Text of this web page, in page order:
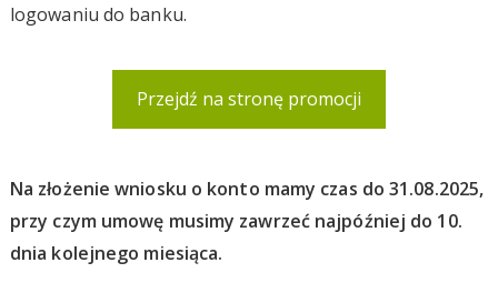
logowaniu do banku.
Przejdź na stronę promocji
Na złożenie wniosku o konto mamy czas do 31.08.2025,
przy czym umowę musimy zawrzeć najpóźniej do 10.
dnia kolejnego miesiąca.